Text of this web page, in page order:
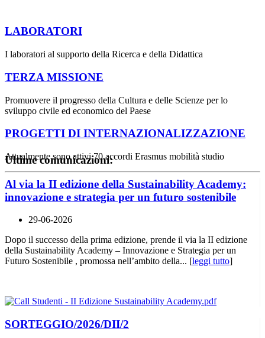
LABORATORI
I laboratori al supporto della Ricerca e della Didattica
TERZA MISSIONE
Promuovere il progresso della Cultura e delle Scienze per lo
sviluppo civile ed economico del Paese
PROGETTI DI INTERNAZIONALIZZAZIONE
Attualmente sono attivi 70 accordi Erasmus mobilità studio
Ultime comunicazioni:
Al via la II edizione della Sustainability Academy:
innovazione e strategia per un futuro sostenibile
29-06-2026
Dopo il successo della prima edizione, prende il via la II edizione
della Sustainability Academy – Innovazione e Strategia per un
Futuro Sostenibile , promossa nell’ambito della... [leggi tutto]
SORTEGGIO/2026/DII/2